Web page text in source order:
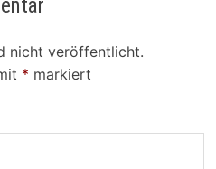
nicht veröffentlicht.
* markiert